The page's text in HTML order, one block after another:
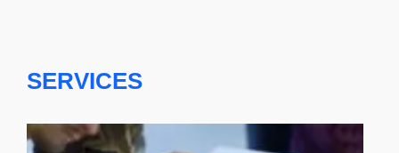
SERVICES